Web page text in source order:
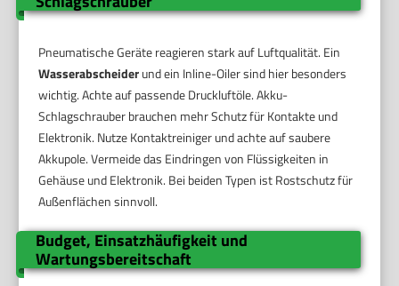
Pneumatische Geräte reagieren stark auf Luftqualität. Ein
Wasserabscheiderund ein Inline-Oiler sind hier besonders
wichtig. Achte auf passende Druckluftöle. Akku-
Schlagschrauber brauchen mehr Schutz für Kontakte und
Elektronik. Nutze Kontaktreiniger und achte auf saubere
Akkupole. Vermeide das Eindringen von Flüssigkeiten in
Gehäuse und Elektronik. Bei beiden Typen ist Rostschutz für
Außenflächen sinnvoll.
Budget, Einsatzhäufigkeit und
Wartungsbereitschaft